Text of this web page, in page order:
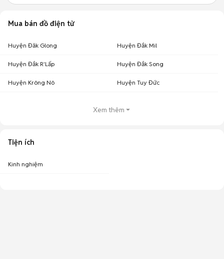
Mua bán đồ điện tử
Huyện Đăk Glong Huyện Đắk Mil
Huyện Đắk R'Lấp Huyện Đắk Song
Huyện Krông Nô Huyện Tuy Đức
Xem thêm
Tiện ích
Kinh nghiệm